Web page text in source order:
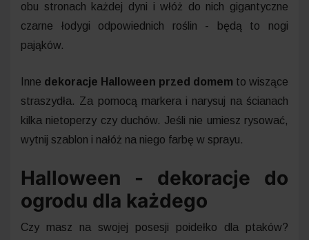
obu stronach każdej dyni i włóż do nich gigantyczne
czarne łodygi odpowiednich roślin - będą to nogi
pająków.
Inne dekoracje Halloween przed domem to wiszące
straszydła. Za pomocą markera i narysuj na ścianach
kilka nietoperzy czy duchów. Jeśli nie umiesz rysować,
wytnij szablon i nałóż na niego farbę w sprayu.
Halloween - dekoracje do
ogrodu dla każdego
Czy masz na swojej posesji poidełko dla ptaków?